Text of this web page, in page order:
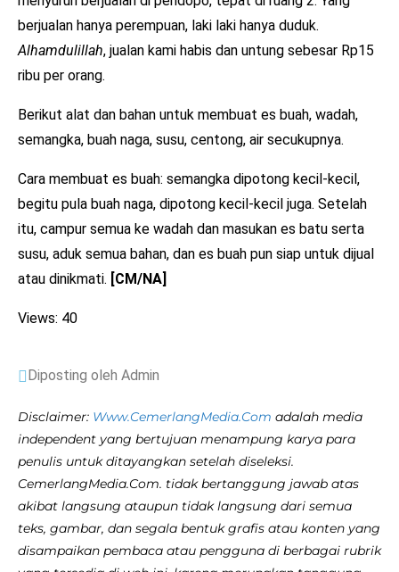
berjualan hanya perempuan, laki laki hanya duduk.
Alhamdulillah, jualan kami habis dan untung sebesar Rp15
ribu per orang.
Berikut alat dan bahan untuk membuat es buah, wadah,
semangka, buah naga, susu, centong, air secukupnya.
Cara membuat es buah: semangka dipotong kecil-kecil,
begitu pula buah naga, dipotong kecil-kecil juga. Setelah
itu, campur semua ke wadah dan masukan es batu serta
susu, aduk semua bahan, dan es buah pun siap untuk dijual
atau dinikmati. [CM/NA]
Views: 40
Diposting oleh Admin
Disclaimer: Www.CemerlangMedia.Com adalah media
independent yang bertujuan menampung karya para
penulis untuk ditayangkan setelah diseleksi.
CemerlangMedia.Com. tidak bertanggung jawab atas
akibat langsung ataupun tidak langsung dari semua
teks, gambar, dan segala bentuk grafis atau konten yang
disampaikan pembaca atau pengguna di berbagai rubrik